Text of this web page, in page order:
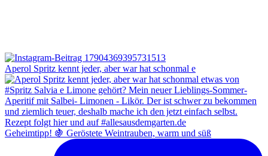
Aperol Spritz kennt jeder, aber war hat schonmal e
Geheimtipp! 🍇 Geröstete Weintrauben, warm und süß